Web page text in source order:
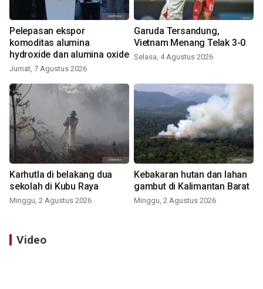
Pelepasan ekspor
komoditas alumina
hydroxide dan alumina oxide
Jumat, 7 Agustus 2026
Garuda Tersandung,
Vietnam Menang Telak 3-0
Selasa, 4 Agustus 2026
Karhutla di belakang dua
sekolah di Kubu Raya
Minggu, 2 Agustus 2026
Kebakaran hutan dan lahan
gambut di Kalimantan Barat
Minggu, 2 Agustus 2026
Video